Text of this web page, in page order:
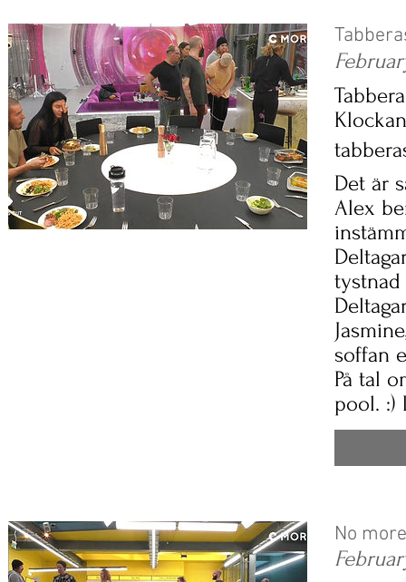
Det är
Alex
soffan
På tal
pool. :)
No